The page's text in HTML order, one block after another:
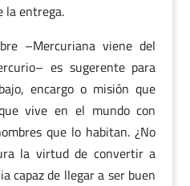
la entrega.
–Mercuriana viene del
es sugerente para
encargo o misión que
vive en el mundo con
que lo habitan. ¿No
la virtud de convertir a
capaz de llegar a ser buen